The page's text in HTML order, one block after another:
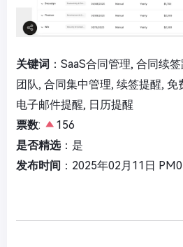
关键词 ：SaaS合同管理, 合同续
团队, 合同集中管理, 续签提醒, 免
电子邮件提醒, 日历提醒
票数:
156
是否精选：是
发布时间 ：2025年02月11日